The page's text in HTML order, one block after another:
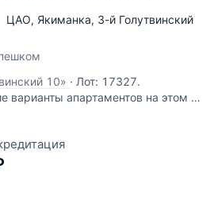
ЦАО, Якиманка, 3-й Голутвинский
10» · Лот: 17327.
варианты апартаментов на этом и
продается с келером
входит в площадь апартамента).
отделан полностью санузел,